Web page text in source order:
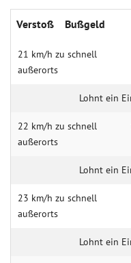
Verstoß Bußgeld
21 km/h zu schnell
außerorts
22 km/h zu schnell
außerorts
23 km/h zu schnell
außerorts